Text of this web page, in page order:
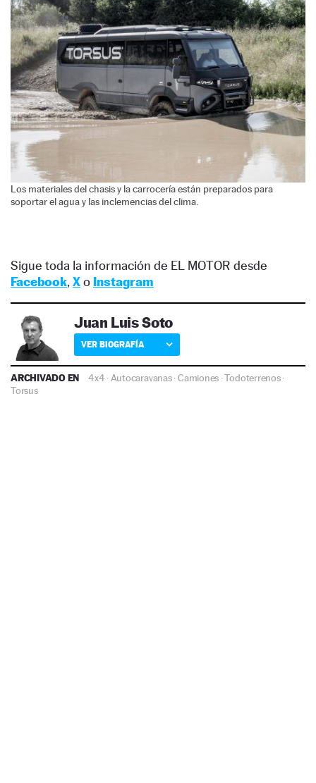
Los materiales del chasis y la carrocería están preparados para
soportar el agua y las inclemencias del clima.
Sigue toda la información de EL MOTOR desde
Facebook, Xo Instagram
Juan Luis Soto
VER BIOGRAFÍA
ARCHIVADO EN 4x4 · Autocaravanas·Camiones ·Todoterrenos·
Torsus